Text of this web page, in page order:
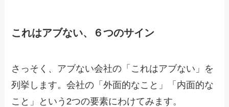
これはアブない、６つのサイン
さっそく、アブない会社の「これはアブない」を
列挙します。会社の「外面的なこと」「内面的な
こと」という2つの要素にわけてみます。